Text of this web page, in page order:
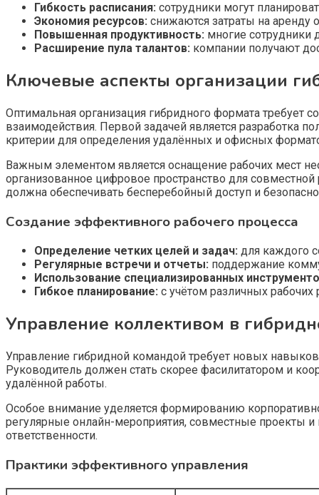
Гибкость расписания: сотрудники могут
Экономия ресурсов: снижаются затраты на
Повышенная продуктивность: многие сотрудники
Расширение пула талантов: компании получают
Ключевые аспекты организации
Оптимальная организация гибридного формата требует
взаимодействия. Первой задачей является разработка
критерии для определения удалённых и офисных
Важным элементом является оснащение рабочих мест
организованное цифровое пространство для
должна обеспечивать бесперебойный доступ и
Создание эффективного рабочего процесса
Определение четких целей и задач: для каждого
Регулярные встречи и отчеты: поддержание
Использование специализированных
Гибкое планирование: с учётом различных
Управление коллективом в
Управление гибридной командой требует новых
Руководитель должен стать скорее фасилитатором и
удалённой работы.
Особое внимание уделяется формированию
регулярные онлайн-мероприятия, совместные проекты
ответственности.
Практики эффективного управления